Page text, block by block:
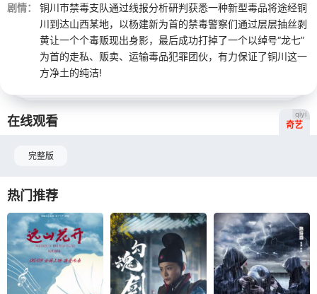
剧情：
铜川市禁毒支队通过线报分析研判获悉一种新型毒品将途经铜
川到达山西某地，以杨建新为首的禁毒警察们通过层层抽丝剥
黄让一个个毒贩现出身影，最后成功打掉了一个以绰号“龙七”
为首的走私、贩卖、运输毒品犯罪团伙，有力保证了铜川这一
方净土的纯洁!
在线观看 奇艺
qiyi
完整版
热门推荐